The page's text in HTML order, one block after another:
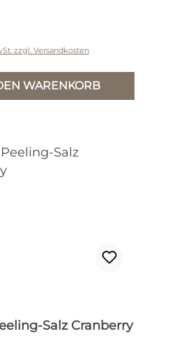
Preis:
zzgl. Versandkosten
WARENKORB
Salz Cranberry